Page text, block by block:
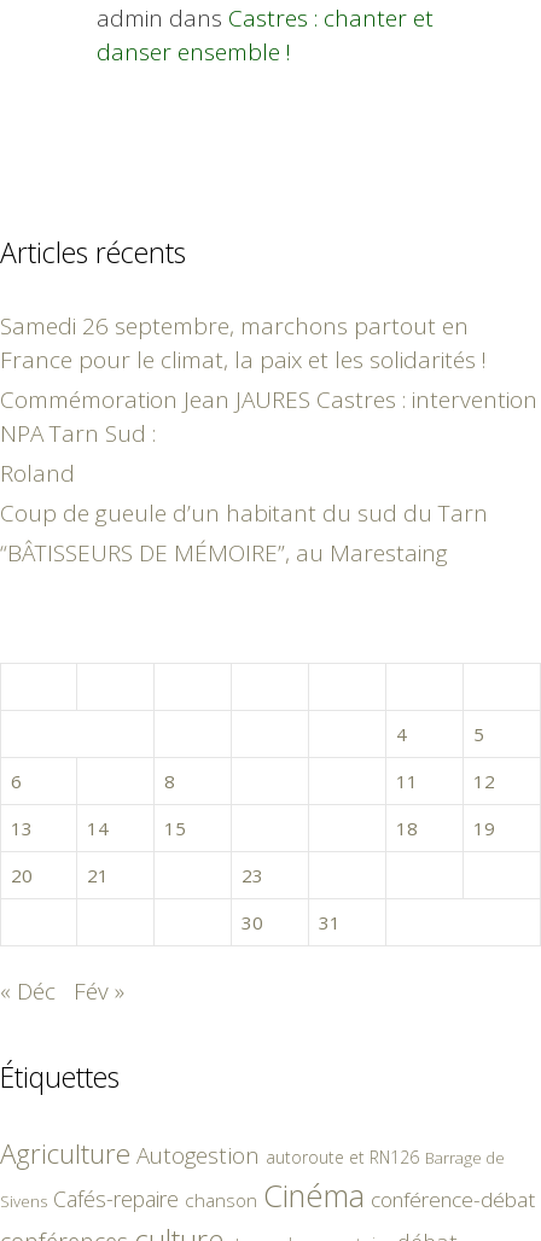
admin dans Castres : chanter et
danser ensemble !
Articles récents
Samedi 26 septembre, marchons partout en
France pour le climat, la paix et les solidarités !
Commémoration Jean JAURES Castres : intervention
NPA Tarn Sud :
Roland
Coup de gueule d’un habitant du sud du Tarn
“BÂTISSEURS DE MÉMOIRE”, au Marestaing
4
5
6
8 11
12
13
14 15 18
19
20
21 23
30 31
« Déc Fév »
Étiquettes
Agriculture Autogestion autoroute et RN126 Barrage de
Sivens Cafés-repaire chanson Cinéma conférence-débat